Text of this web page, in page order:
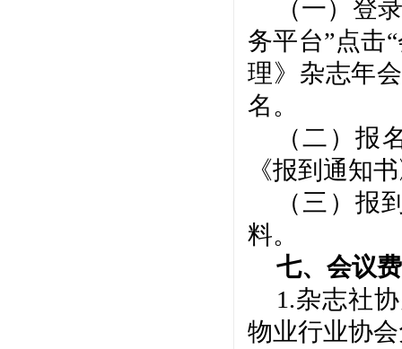
（一） 登
务平台”点击
理》杂志年会
名 。
（二 ）报
《报到通知
（ 三 ） 报
料。
七、会议
1.杂志社
物业行业协